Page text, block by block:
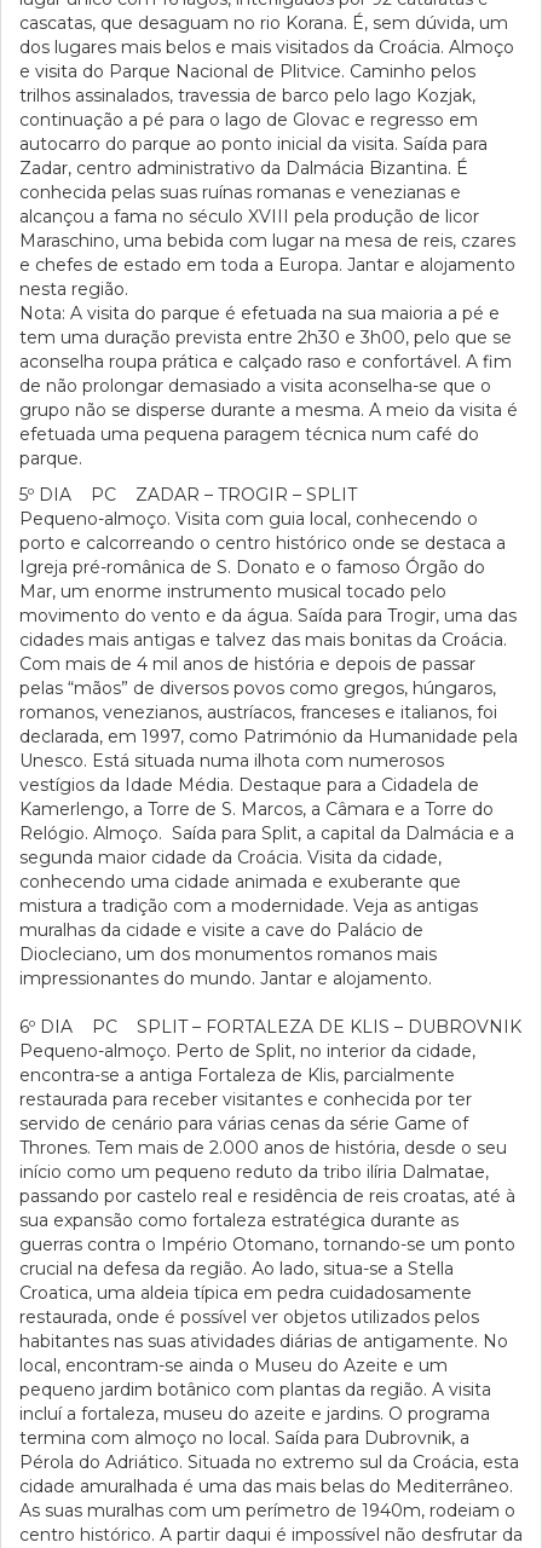
cascatas, que desaguam no rio Korana. É, sem dúvida, um
dos lugares mais belos e mais visitados da Croácia. Almoço
e visita do Parque Nacional de Plitvice. Caminho pelos
trilhos assinalados, travessia de barco pelo lago Kozjak,
continuação a pé para o lago de Glovac e regresso em
autocarro do parque ao ponto inicial da visita. Saída para
Zadar, centro administrativo da Dalmácia Bizantina. É
conhecida pelas suas ruínas romanas e venezianas e
alcançou a fama no século XVIII pela produção de licor
Maraschino, uma bebida com lugar na mesa de reis, czares
e chefes de estado em toda a Europa. Jantar e alojamento
nesta região.
Nota: A visita do parque é efetuada na sua maioria a pé e
tem uma duração prevista entre 2h30 e 3h00, pelo que se
aconselha roupa prática e calçado raso e confortável. A fim
de não prolongar demasiado a visita aconselha-se que o
grupo não se disperse durante a mesma. A meio da visita é
efetuada uma pequena paragem técnica num café do
parque.
5º DIA PC ZADAR – TROGIR – SPLIT
Pequeno-almoço. Visita com guia local, conhecendo o
porto e calcorreando o centro histórico onde se destaca a
Igreja pré-românica de S. Donato e o famoso Órgão do
Mar, um enorme instrumento musical tocado pelo
movimento do vento e da água. Saída para Trogir, uma das
cidades mais antigas e talvez das mais bonitas da Croácia.
Com mais de 4 mil anos de história e depois de passar
pelas “mãos” de diversos povos como gregos, húngaros,
romanos, venezianos, austríacos, franceses e italianos, foi
declarada, em 1997, como Património da Humanidade pela
Unesco. Está situada numa ilhota com numerosos
vestígios da Idade Média. Destaque para a Cidadela de
Kamerlengo, a Torre de S. Marcos, a Câmara e a Torre do
Relógio. Almoço. Saída para Split, a capital da Dalmácia e a
segunda maior cidade da Croácia. Visita da cidade,
conhecendo uma cidade animada e exuberante que
mistura a tradição com a modernidade. Veja as antigas
muralhas da cidade e visite a cave do Palácio de
Diocleciano, um dos monumentos romanos mais
impressionantes do mundo. Jantar e alojamento.
6º DIA PC SPLIT – FORTALEZA DE KLIS – DUBROVNIK
Pequeno-almoço. Perto de Split, no interior da cidade,
encontra-se a antiga Fortaleza de Klis, parcialmente
restaurada para receber visitantes e conhecida por ter
servido de cenário para várias cenas da série Game of
Thrones. Tem mais de 2.000 anos de história, desde o seu
início como um pequeno reduto da tribo ilíria Dalmatae,
passando por castelo real e residência de reis croatas, até à
sua expansão como fortaleza estratégica durante as
guerras contra o Império Otomano, tornando-se um ponto
crucial na defesa da região. Ao lado, situa-se a Stella
Croatica, uma aldeia típica em pedra cuidadosamente
restaurada, onde é possível ver objetos utilizados pelos
habitantes nas suas atividades diárias de antigamente. No
local, encontram-se ainda o Museu do Azeite e um
pequeno jardim botânico com plantas da região. A visita
incluí a fortaleza, museu do azeite e jardins. O programa
termina com almoço no local. Saída para Dubrovnik, a
Pérola do Adriático. Situada no extremo sul da Croácia, esta
cidade amuralhada é uma das mais belas do Mediterrâneo.
As suas muralhas com um perímetro de 1940m, rodeiam o
centro histórico. A partir daqui é impossível não desfrutar da